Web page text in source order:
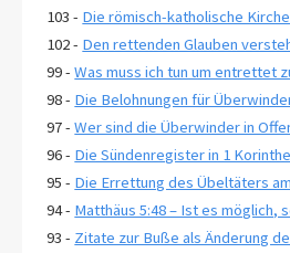
103 - Die römisch-katholische
102 - Den rettenden Glauben
99 -Was muss ich tun um entrettet
98 - Die Belohnungen für
97 -Wer sind die Überwinder in
96 - Die Sündenregister in 1
95 - Die Errettung des Übeltäters
94 - Matthäus 5:48 – Ist es möglich,
93 - Zitate zur Buße als Änderung